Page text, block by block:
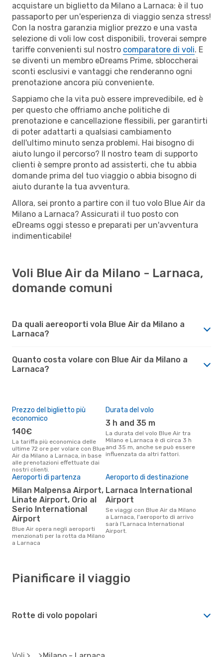
acquistare un biglietto da Milano a Larnaca: è il tuo
passaporto per un'esperienza di viaggio senza stress!
Con la nostra garanzia miglior prezzo e una vasta
selezione di voli low cost disponibili, troverai sempre
tariffe convenienti sul nostro comparatore di voli. E
se diventi un membro eDreams Prime, sbloccherai
sconti esclusivi e vantaggi che renderanno ogni
prenotazione ancora più conveniente.
Sappiamo che la vita può essere imprevedibile, ed è
per questo che offriamo anche politiche di
prenotazione e cancellazione flessibili, per garantirti
di poter adattarti a qualsiasi cambiamento
dell'ultimo minuto senza problemi. Hai bisogno di
aiuto lungo il percorso? Il nostro team di supporto
clienti è sempre pronto ad assisterti, che tu abbia
domande prima del tuo viaggio o abbia bisogno di
aiuto durante la tua avventura.
Allora, sei pronto a partire con il tuo volo Blue Air da
Milano a Larnaca? Assicurati il tuo posto con
eDreams oggi stesso e preparati per un'avventura
indimenticabile!
Voli Blue Air da Milano - Larnaca,
domande comuni
Da quali aereoporti vola Blue Air da Milano a
Larnaca?
Quanto costa volare con Blue Air da Milano a
Larnaca?
Prezzo del biglietto più
economico
140€
La tariffa più economica delle
ultime 72 ore per volare con Blue
Air da Milano a Larnaca, in base
alle prenotazioni effettuate dai
nostri clienti.
Durata del volo
3 h and 35 m
La durata del volo Blue Air tra
Milano e Larnaca è di circa 3 h
and 35 m, anche se può essere
influenzata da altri fattori.
Aeroporti di partenza
Milan Malpensa Airport,
Linate Airport, Orio al
Serio International
Airport
Blue Air opera negli aeroporti
menzionati per la rotta da Milano
a Larnaca
Aeroporto di destinazione
Larnaca International
Airport
Se viaggi con Blue Air da Milano
a Larnaca, l'aeroporto di arrivo
sarà l'Larnaca International
Airport.
Pianificare il viaggio
Rotte di volo popolari